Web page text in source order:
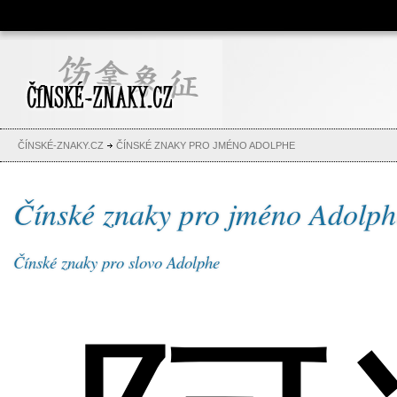
Čínské znaky, česko-čínský
slovník, abeceda, jména,
tetování
ČÍNSKÉ-ZNAKY.CZ ČÍNSKÉ ZNAKY PRO JMÉNO ADOLPHE
Čínské znaky pro jméno
Čínské znaky pro slovo Adolphe